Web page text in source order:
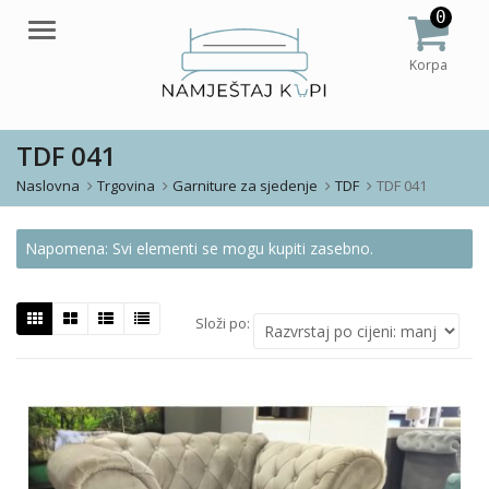
Meni
0
Korpa
TDF 041
Naslovna Trgovina Garniture za sjedenje TDF TDF 041
Napomena: Svi elementi se mogu kupiti zasebno.
Složi po: